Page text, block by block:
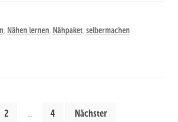
, Nähen lernen, Nähpaket, selbermachen
2 4 Nächster